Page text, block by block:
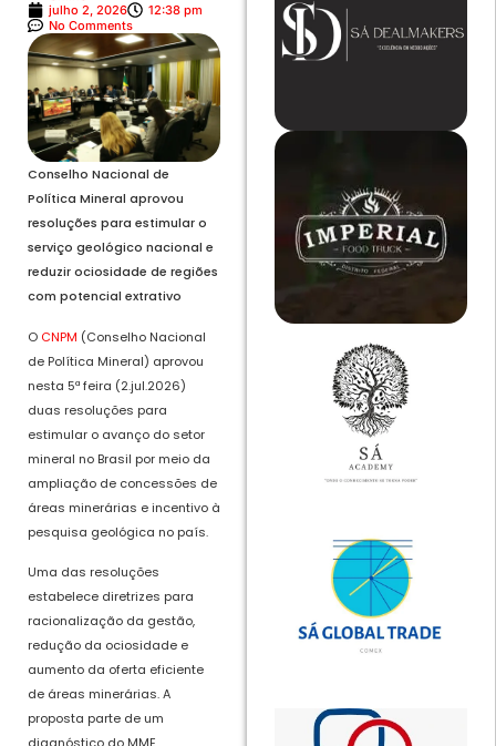
julho 2, 2026
12:38 pm
No Comments
Conselho Nacional de
Política Mineral aprovou
resoluções para estimular o
serviço geológico nacional e
reduzir ociosidade de regiões
com potencial extrativo
O CNPM (Conselho Nacional
de Política Mineral) aprovou
nesta 5ª feira (2.jul.2026)
duas resoluções para
estimular o avanço do setor
mineral no Brasil por meio da
ampliação de concessões de
áreas minerárias e incentivo à
pesquisa geológica no país.
Uma das resoluções
estabelece diretrizes para
racionalização da gestão,
redução da ociosidade e
aumento da oferta eficiente
de áreas minerárias. A
proposta parte de um